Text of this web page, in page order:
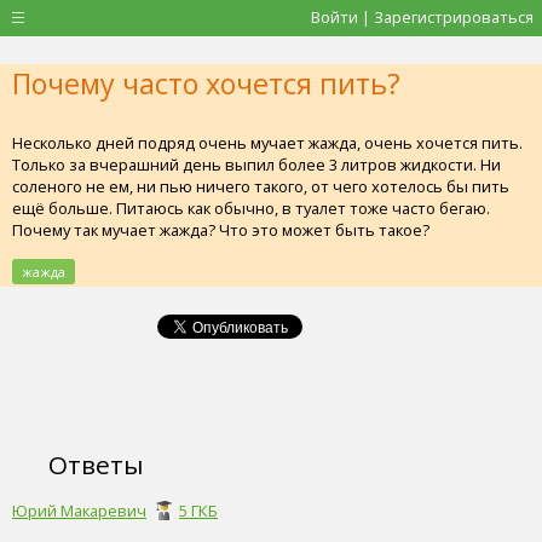
Войти | Зарегистрироваться
Почему часто хочется пить?
Несколько дней подряд очень мучает жажда, очень хочется пить.
Только за вчерашний день выпил более 3 литров жидкости. Ни
соленого не ем, ни пью ничего такого, от чего хотелось бы пить
ещё больше. Питаюсь как обычно, в туалет тоже часто бегаю.
Почему так мучает жажда? Что это может быть такое?
жажда
Ответы
Юрий Макаревич 5 ГКБ